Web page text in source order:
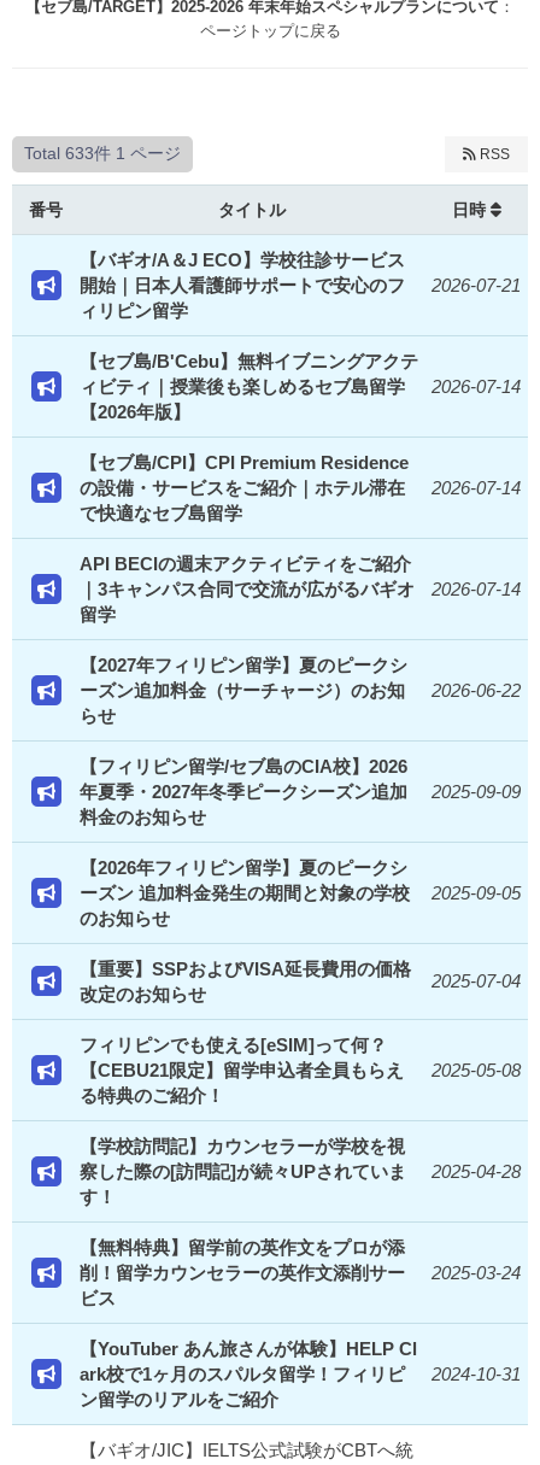
【セブ島/TARGET】2025-2026 年末年始スペシャルプランについて ：
ページトップに戻る
Total 633件 1 ページ RSS
番号 タイトル 日時
【バギオ/A＆J ECO】学校往診サービス
開始｜日本人看護師サポートで安心のフ
ィリピン留学
2026-07-21
【セブ島/B'Cebu】無料イブニングアクテ
ィビティ｜授業後も楽しめるセブ島留学
【2026年版】
2026-07-14
【セブ島/CPI】CPI Premium Residence
の設備・サービスをご紹介｜ホテル滞在
で快適なセブ島留学
2026-07-14
API BECIの週末アクティビティをご紹介
｜3キャンパス合同で交流が広がるバギオ
留学
2026-07-14
【2027年フィリピン留学】夏のピークシ
ーズン追加料金（サーチャージ）のお知
らせ
2026-06-22
【フィリピン留学/セブ島のCIA校】2026
年夏季・2027年冬季ピークシーズン追加
料金のお知らせ
2025-09-09
【2026年フィリピン留学】夏のピークシ
ーズン 追加料金発生の期間と対象の学校
のお知らせ
2025-09-05
【重要】SSPおよびVISA延長費用の価格
改定のお知らせ
2025-07-04
フィリピンでも使える[eSIM]って何？
【CEBU21限定】留学申込者全員もらえ
る特典のご紹介！
2025-05-08
【学校訪問記】カウンセラーが学校を視
察した際の[訪問記]が続々UPされていま
す！
2025-04-28
【無料特典】留学前の英作文をプロが添
削！留学カウンセラーの英作文添削サー
ビス
2025-03-24
【YouTuber あん旅さんが体験】HELP Cl
ark校で1ヶ月のスパルタ留学！フィリピ
ン留学のリアルをご紹介
2024-10-31
【バギオ/JIC】IELTS公式試験がCBTへ統